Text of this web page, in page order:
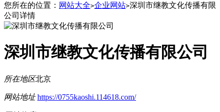
您所在的位置： 网站大全>企业网站>深圳市继教文化传播有限
公司详情
深圳市继教文化传播有限公司
所在地区北京
网站地址 https://0755kaoshi.114618.com/